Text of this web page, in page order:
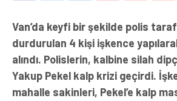
Van’da keyfi bir şekilde polis
durdurulan 4 kişi işkence
alındı. Polislerin, kalbine silah
Yakup Pekel kalp krizi geçirdi.
mahalle sakinleri, Pekel’e kalp